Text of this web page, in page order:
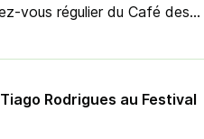
vous régulier du Café des
font l’actualité du Festival
Rodrigues au Festival